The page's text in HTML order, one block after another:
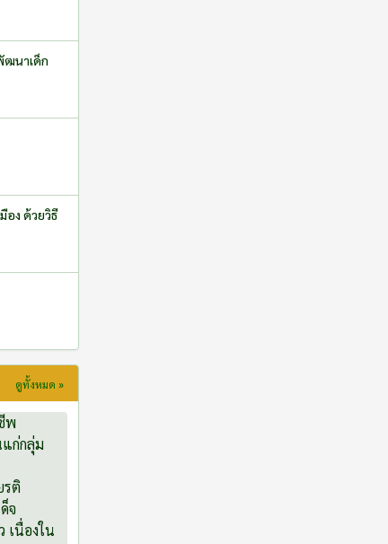
ฒนาเด็ก
อง ด้วยวิธี
ดูทั้งหมด »